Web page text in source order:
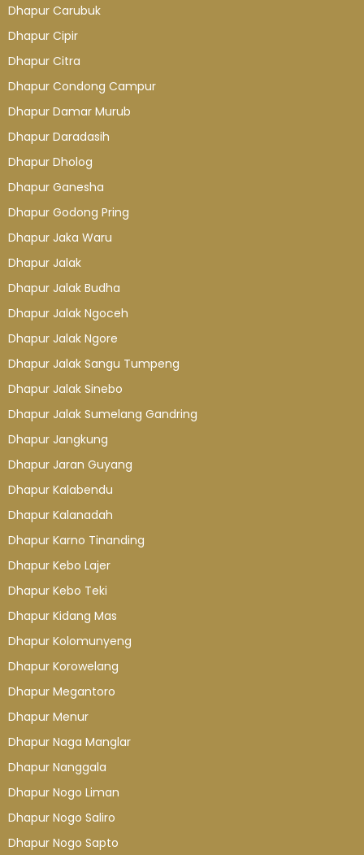
Dhapur Carubuk
Dhapur Cipir
Dhapur Citra
Dhapur Condong Campur
Dhapur Damar Murub
Dhapur Daradasih
Dhapur Dholog
Dhapur Ganesha
Dhapur Godong Pring
Dhapur Jaka Waru
Dhapur Jalak
Dhapur Jalak Budha
Dhapur Jalak Ngoceh
Dhapur Jalak Ngore
Dhapur Jalak Sangu Tumpeng
Dhapur Jalak Sinebo
Dhapur Jalak Sumelang Gandring
Dhapur Jangkung
Dhapur Jaran Guyang
Dhapur Kalabendu
Dhapur Kalanadah
Dhapur Karno Tinanding
Dhapur Kebo Lajer
Dhapur Kebo Teki
Dhapur Kidang Mas
Dhapur Kolomunyeng
Dhapur Korowelang
Dhapur Megantoro
Dhapur Menur
Dhapur Naga Manglar
Dhapur Nanggala
Dhapur Nogo Liman
Dhapur Nogo Saliro
Dhapur Nogo Sapto